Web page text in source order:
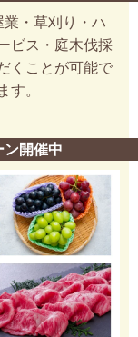
・草刈り・ハ
ビス・庭木伐採
くことが可能で
す。
ン開催中